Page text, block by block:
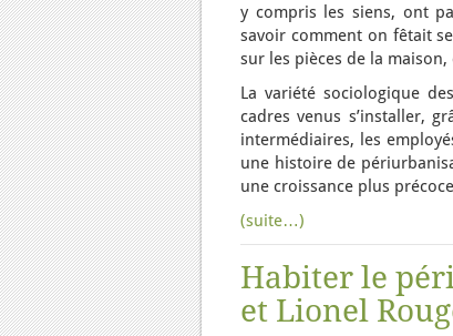
y compris les siens, ont
savoir comment on fêtait
sur les pièces de la
La variété sociologique
cadres venus s’installer,
intermédiaires, les
une histoire de
une croissance plus
(suite…)
Habiter le
et Lionel